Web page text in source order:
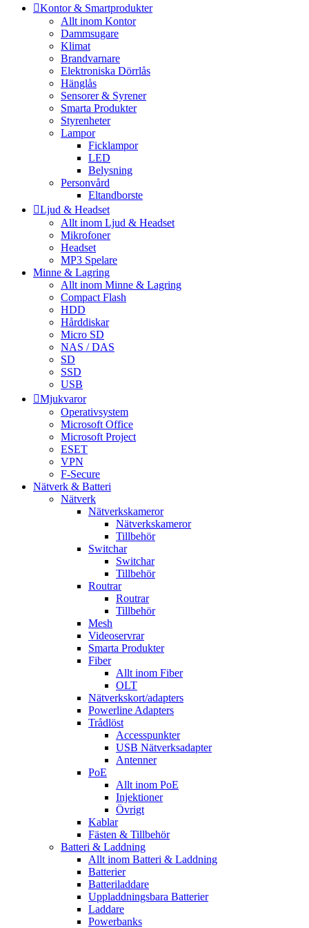
Kontor & Smartprodukter
Allt inom Kontor
Dammsugare
Klimat
Brandvarnare
Elektroniska Dörrlås
Hänglås
Sensorer & Syrener
Smarta Produkter
Styrenheter
Lampor
Ficklampor
LED
Belysning
Personvård
Eltandborste
Ljud & Headset
Allt inom Ljud & Headset
Mikrofoner
Headset
MP3 Spelare
Minne & Lagring
Allt inom Minne & Lagring
Compact Flash
HDD
Hårddiskar
Micro SD
NAS / DAS
SD
SSD
USB
Mjukvaror
Operativsystem
Microsoft Office
Microsoft Project
ESET
VPN
F-Secure
Nätverk & Batteri
Nätverk
Nätverkskameror
Nätverkskameror
Tillbehör
Switchar
Switchar
Tillbehör
Routrar
Routrar
Tillbehör
Mesh
Videoservrar
Smarta Produkter
Fiber
Allt inom Fiber
OLT
Nätverkskort/adapters
Powerline Adapters
Trådlöst
Accesspunkter
USB Nätverksadapter
Antenner
PoE
Allt inom PoE
Injektioner
Övrigt
Kablar
Fästen & Tillbehör
Batteri & Laddning
Allt inom Batteri & Laddning
Batterier
Batteriladdare
Uppladdningsbara Batterier
Laddare
Powerbanks